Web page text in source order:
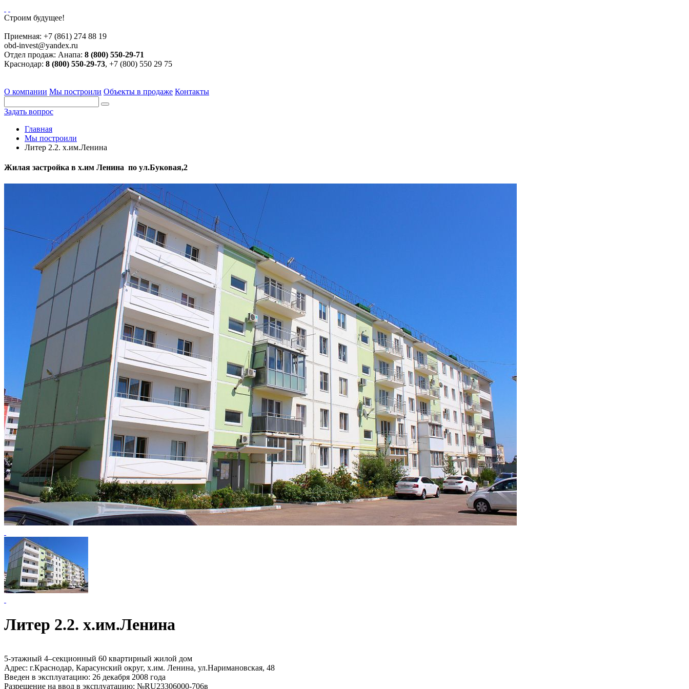
Строим будущее!
Приемная: +7 (861) 274 88 19
obd-invest@yandex.ru
Отдел продаж: Анапа: 8 (800) 550-29-71
Краснодар: 8 (800) 550-29-73, +7 (800) 550 29 75
О компании Мы построили Объекты в продаже Контакты
Задать вопрос
Главная
Мы построили
Литер 2.2. х.им.Ленина
Жилая застройка в х.им Ленина по ул.Буковая,2
Литер 2.2. х.им.Ленина
5-этажный 4–секционный 60 квартирный жилой дом
Адрес: г.Краснодар, Карасунский округ, х.им. Ленина, ул.Наримановская, 48
Введен в эксплуатацию: 26 декабря 2008 года
Разрешение на ввод в эксплуатацию: №RU23306000-706в